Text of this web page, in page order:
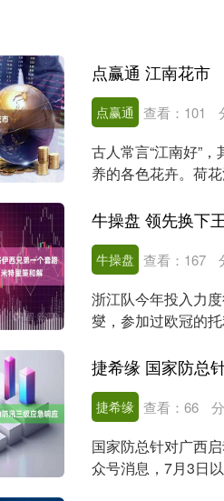
点赢通 江南花市
点赢通 查看： 101
古人常言“江南好”
养的各色花卉。荷
牛操盘 查看： 167
浙江队今年投入力
燮，参加过欧冠的
捷希缘 国家防总
捷希缘 查看： 66
国家防总针对广西
众号消息，7月3日